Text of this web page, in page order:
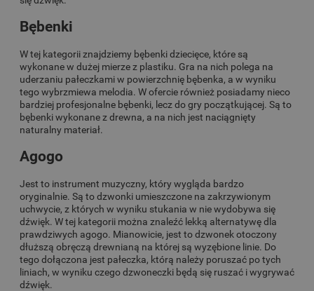
Bębenki
W tej kategorii znajdziemy bębenki dziecięce, które są
wykonane w dużej mierze z plastiku. Gra na nich polega na
uderzaniu pałeczkami w powierzchnię bębenka, a w wyniku
tego wybrzmiewa melodia. W ofercie również posiadamy nieco
bardziej profesjonalne bębenki, lecz do gry początkującej. Są to
bębenki wykonane z drewna, a na nich jest naciągnięty
naturalny materiał.
Agogo
Jest to instrument muzyczny, który wygląda bardzo
oryginalnie. Są to dzwonki umieszczone na zakrzywionym
uchwycie, z których w wyniku stukania w nie wydobywa się
dźwięk. W tej kategorii można znaleźć lekką alternatywę dla
prawdziwych agogo. Mianowicie, jest to dzwonek otoczony
dłuższą obręczą drewnianą na której są wyzębione linie. Do
tego dołączona jest pałeczka, którą należy poruszać po tych
liniach, w wyniku czego dzwoneczki będą się ruszać i wygrywać
dźwięk.